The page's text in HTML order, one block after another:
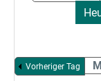
Vorheriger Tag